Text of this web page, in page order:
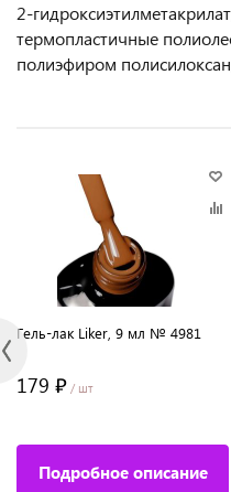
2-
термопластичные
полиэфиром
Гель-лак Liker, 9 мл № 4981
179 ₽ / шт
Подробное описание